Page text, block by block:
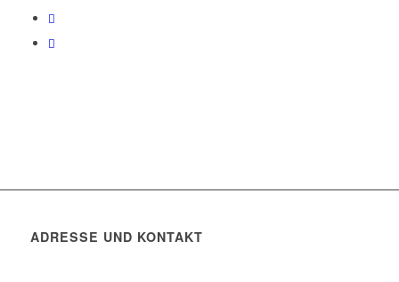
ADRESSE UND KONTAKT